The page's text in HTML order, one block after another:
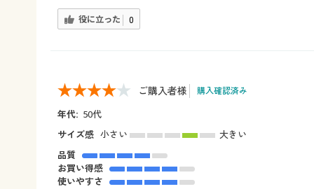
役に立った 0
ご購入者様 購入確認済み
年代: 50代
サイズ感 小さい
大きい
品質
お買い得感
使いやすさ